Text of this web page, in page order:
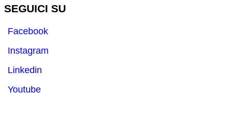
SEGUICI SU
Facebook
Instagram
Linkedin
Youtube